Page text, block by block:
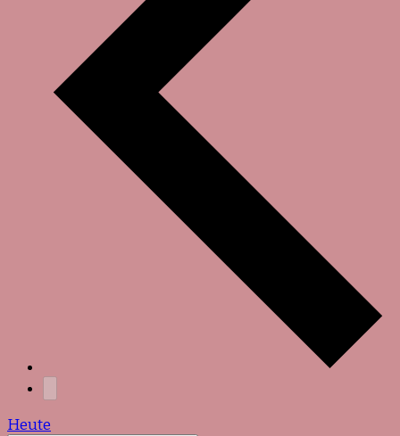
Heute